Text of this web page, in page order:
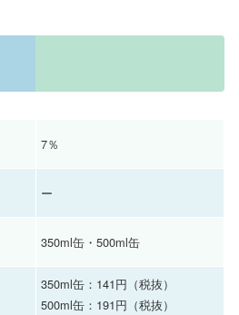
7％
ー
350ml缶・500ml缶
350ml缶：141円（税抜）
500ml缶：191円（税抜）